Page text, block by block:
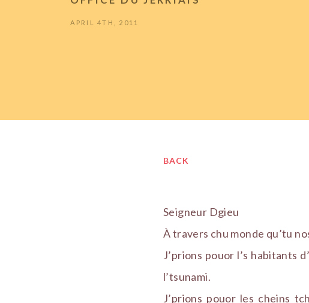
APRIL 4TH, 2011
BACK
Seigneur Dgieu
À travers chu monde qu’tu
J’prions pouor l’s habitants
l’tsunami.
J’prions pouor les cheins